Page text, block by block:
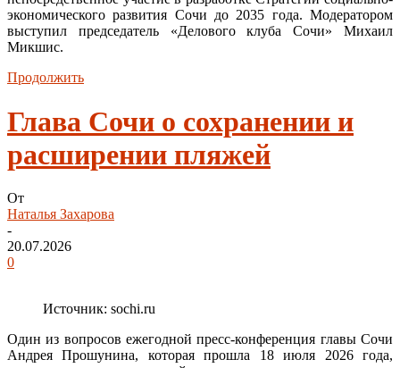
экономического развития Сочи до 2035 года. Модератором
выступил председатель «Делового клуба Сочи» Михаил
Микшис.
Продолжить
Глава Сочи о сохранении и
расширении пляжей
От
Наталья Захарова
-
20.07.2026
0
Источник: sochi.ru
Один из вопросов ежегодной пресс-конференция главы Сочи
Андрея Прошунина, которая прошла 18 июля 2026 года,